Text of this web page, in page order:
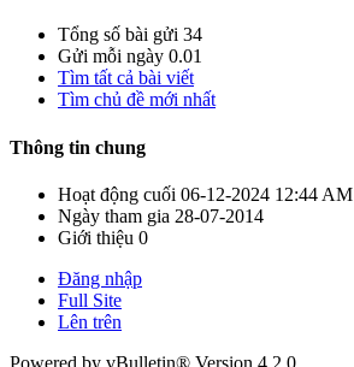
Tổng số bài gửi 34
Gửi mỗi ngày 0.01
Tìm tất cả bài viết
Tìm chủ đề mới nhất
Thông tin chung
Hoạt động cuối 06-12-2024 12:44 AM
Ngày tham gia 28-07-2014
Giới thiệu 0
Đăng nhập
Full Site
Lên trên
Powered by vBulletin® Version 4.2.0